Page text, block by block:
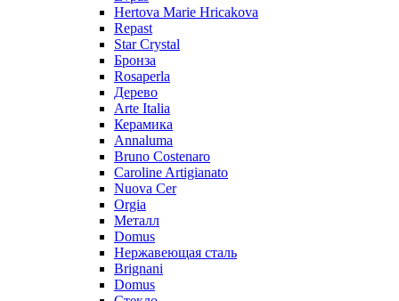
Hertova Marie Hricakova
Repast
Star Crystal
Бронза
Rosaperla
Дерево
Arte Italia
Керамика
Annaluma
Bruno Costenaro
Caroline Artigianato
Nuova Cer
Orgia
Металл
Domus
Нержавеющая сталь
Brignani
Domus